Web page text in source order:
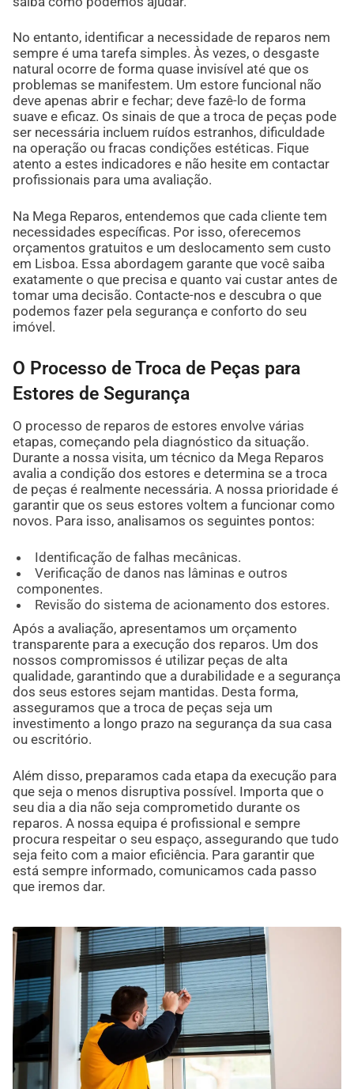
No entanto, identificar a necessidade de reparos nem
sempre é uma tarefa simples. Às vezes, o desgaste
natural ocorre de forma quase invisível até que os
problemas se manifestem. Um estore funcional não
deve apenas abrir e fechar; deve fazê-lo de forma
suave e eficaz. Os sinais de que a troca de peças pode
ser necessária incluem ruídos estranhos, dificuldade
na operação ou fracas condições estéticas. Fique
atento a estes indicadores e não hesite em contactar
profissionais para uma avaliação.
Na Mega Reparos, entendemos que cada cliente tem
necessidades específicas. Por isso, oferecemos
orçamentos gratuitos e um deslocamento sem custo
em Lisboa. Essa abordagem garante que você saiba
exatamente o que precisa e quanto vai custar antes de
tomar uma decisão. Contacte-nos e descubra o que
podemos fazer pela segurança e conforto do seu
imóvel.
O Processo de Troca de Peças para
Estores de Segurança
O processo de reparos de estores envolve várias
etapas, começando pela diagnóstico da situação.
Durante a nossa visita, um técnico da Mega Reparos
avalia a condição dos estores e determina se a troca
de peças é realmente necessária. A nossa prioridade é
garantir que os seus estores voltem a funcionar como
novos. Para isso, analisamos os seguintes pontos:
Identificação de falhas mecânicas.
Verificação de danos nas lâminas e outros
componentes.
Revisão do sistema de acionamento dos estores.
Após a avaliação, apresentamos um orçamento
transparente para a execução dos reparos. Um dos
nossos compromissos é utilizar peças de alta
qualidade, garantindo que a durabilidade e a segurança
dos seus estores sejam mantidas. Desta forma,
asseguramos que a troca de peças seja um
investimento a longo prazo na segurança da sua casa
ou escritório.
Além disso, preparamos cada etapa da execução para
que seja o menos disruptiva possível. Importa que o
seu dia a dia não seja comprometido durante os
reparos. A nossa equipa é profissional e sempre
procura respeitar o seu espaço, assegurando que tudo
seja feito com a maior eficiência. Para garantir que
está sempre informado, comunicamos cada passo
que iremos dar.